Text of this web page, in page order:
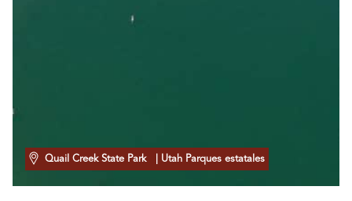
Quail Creek State Park | Utah Parques estatales